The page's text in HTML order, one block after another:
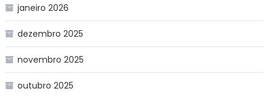
janeiro 2026
dezembro 2025
novembro 2025
outubro 2025